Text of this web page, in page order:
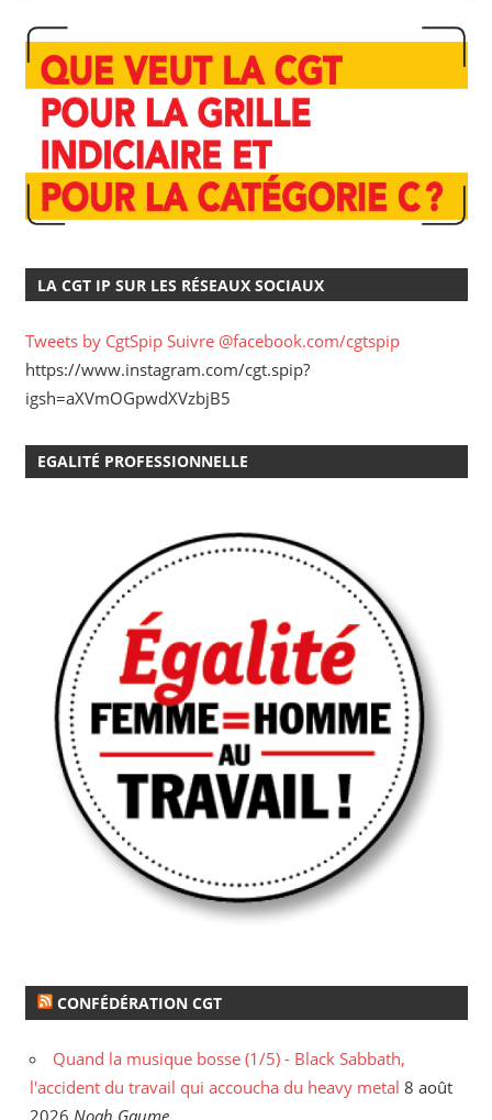
LA CGT IP SUR LES RÉSEAUX SOCIAUX
Tweets by CgtSpip Suivre @facebook.com/cgtspip
https://www.instagram.com/cgt.spip?
igsh=aXVmOGpwdXVzbjB5
EGALITÉ PROFESSIONNELLE
CONFÉDÉRATION CGT
Quand la musique bosse (1/5) - Black Sabbath,
l'accident du travail qui accoucha du heavy metal 8 août